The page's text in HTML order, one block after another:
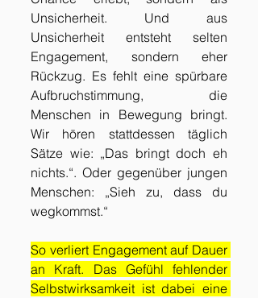
Unsicherheit. Und aus
Unsicherheit entsteht selten
Engagement, sondern eher
Rückzug. Es fehlt eine spürbare
Aufbruchstimmung, die
Menschen in Bewegung bringt.
Wir hören stattdessen täglich
Sätze wie: „Das bringt doch eh
nichts.“. Oder gegenüber jungen
Menschen: „Sieh zu, dass du
wegkommst.“
So verliert Engagement auf Dauer
an Kraft. Das Gefühl fehlender
Selbstwirksamkeit ist dabei eine